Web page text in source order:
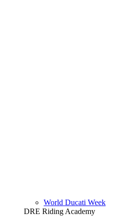
World Ducati Week
DRE Riding Academy